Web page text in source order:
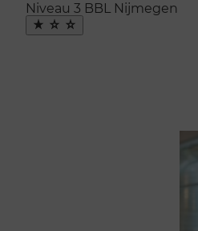
Niveau 3 BBL Nijmegen
Maak
favoriet